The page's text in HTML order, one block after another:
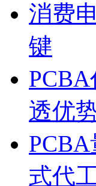
消费
键
透优
式代